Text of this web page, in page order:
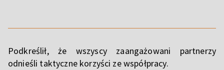
Podkreślił, że wszyscy zaangażowani partnerzy
odnieśli taktyczne korzyści ze współpracy.